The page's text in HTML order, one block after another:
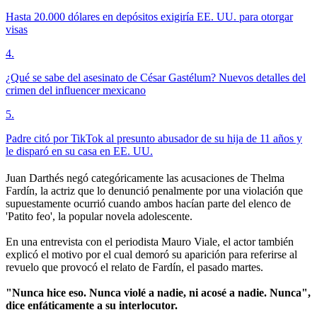
Hasta 20.000 dólares en depósitos exigiría EE. UU. para otorgar
visas
4.
¿Qué se sabe del asesinato de César Gastélum? Nuevos detalles del
crimen del influencer mexicano
5.
Padre citó por TikTok al presunto abusador de su hija de 11 años y
le disparó en su casa en EE. UU.
Juan Darthés negó categóricamente las acusaciones de Thelma
Fardín, la actriz que lo denunció penalmente por una violación que
supuestamente ocurrió cuando ambos hacían parte del elenco de
'Patito feo', la popular novela adolescente.
En una entrevista con el periodista Mauro Viale, el actor también
explicó el motivo por el cual demoró su aparición para referirse al
revuelo que provocó el relato de Fardín, el pasado martes.
"Nunca hice eso. Nunca violé a nadie, ni acosé a nadie. Nunca",
dice enfáticamente a su interlocutor.